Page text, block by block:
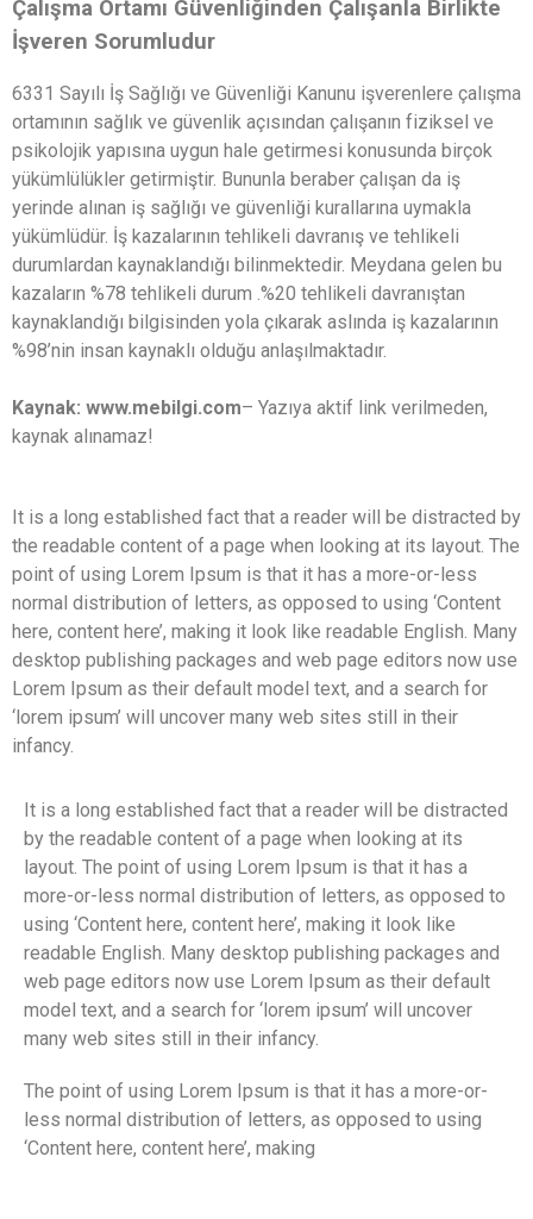
Çalışma Ortamı Güvenliğinden Çalışanla Birlikte
İşveren Sorumludur
6331 Sayılı İş Sağlığı ve Güvenliği Kanunu işverenlere çalışma
ortamının sağlık ve güvenlik açısından çalışanın fiziksel ve
psikolojik yapısına uygun hale getirmesi konusunda birçok
yükümlülükler getirmiştir. Bununla beraber çalışan da iş
yerinde alınan iş sağlığı ve güvenliği kurallarına uymakla
yükümlüdür. İş kazalarının tehlikeli davranış ve tehlikeli
durumlardan kaynaklandığı bilinmektedir. Meydana gelen bu
kazaların %78 tehlikeli durum .%20 tehlikeli davranıştan
kaynaklandığı bilgisinden yola çıkarak aslında iş kazalarının
%98’nin insan kaynaklı olduğu anlaşılmaktadır.
Kaynak: www.mebilgi.com– Yazıya aktif link verilmeden,
kaynak alınamaz!
It is a long established fact that a reader will be distracted by
the readable content of a page when looking at its layout. The
point of using Lorem Ipsum is that it has a more-or-less
normal distribution of letters, as opposed to using ‘Content
here, content here’, making it look like readable English. Many
desktop publishing packages and web page editors now use
Lorem Ipsum as their default model text, and a search for
‘lorem ipsum’ will uncover many web sites still in their
infancy.
It is a long established fact that a reader will be distracted
by the readable content of a page when looking at its
layout. The point of using Lorem Ipsum is that it has a
more-or-less normal distribution of letters, as opposed to
using ‘Content here, content here’, making it look like
readable English. Many desktop publishing packages and
web page editors now use Lorem Ipsum as their default
model text, and a search for ‘lorem ipsum’ will uncover
many web sites still in their infancy.
The point of using Lorem Ipsum is that it has a more-or-
less normal distribution of letters, as opposed to using
‘Content here, content here’, making